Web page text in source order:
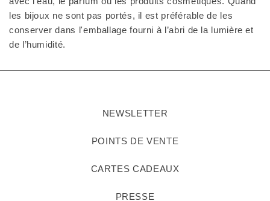
les bijoux ne sont pas portés, il est préférable de les
conserver dans l'emballage fourni à l’abri de la lumière et
de l’humidité.
NEWSLETTER
POINTS DE VENTE
CARTES CADEAUX
PRESSE